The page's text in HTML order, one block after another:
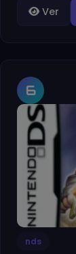
Ver
6
nds